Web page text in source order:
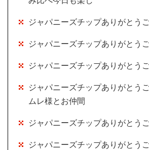
ジャパニーズチップありがとう
ジャパニーズチップありがとう
ジャパニーズチップありがとう
ジャパニーズチップありがとう
ムレ様とお仲間
ジャパニーズチップありがとう
ジャパニーズチップありがとう